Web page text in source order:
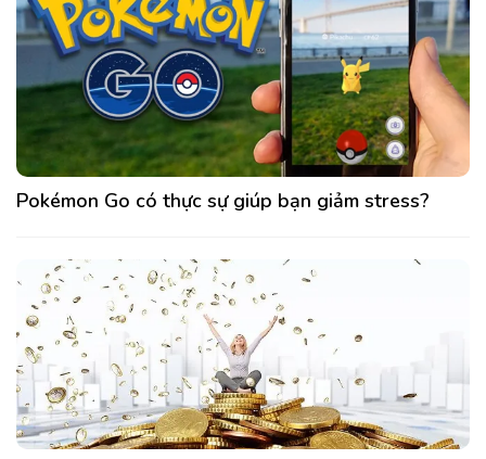
Pokémon Go có thực sự giúp bạn giảm stress?